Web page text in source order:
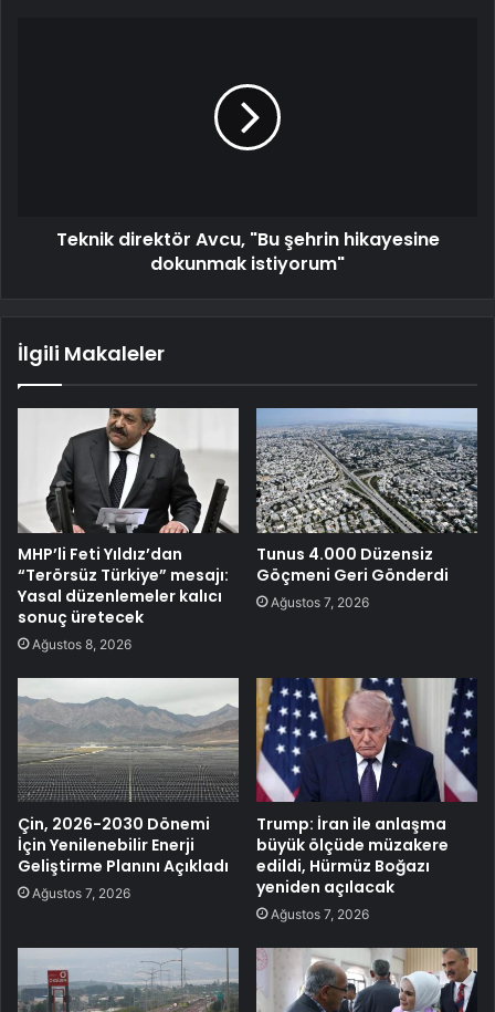
Teknik direktör Avcu, "Bu şehrin hikayesine
dokunmak istiyorum"
İlgili Makaleler
MHP’li Feti Yıldız’dan
“Terörsüz Türkiye” mesajı:
Yasal düzenlemeler kalıcı
sonuç üretecek
Ağustos 8, 2026
Tunus 4.000 Düzensiz
Göçmeni Geri Gönderdi
Ağustos 7, 2026
Çin, 2026-2030 Dönemi
İçin Yenilenebilir Enerji
Geliştirme Planını Açıkladı
Ağustos 7, 2026
Trump: İran ile anlaşma
büyük ölçüde müzakere
edildi, Hürmüz Boğazı
yeniden açılacak
Ağustos 7, 2026